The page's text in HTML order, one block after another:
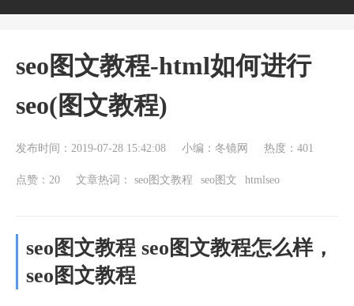
seo图文教程-html如何进行
seo(图文教程)
发布时间：2019-07-28 15:42:08 小编：冬镜网 热度：401
点赞：20 文章热词： seo图文教程 seo图文 htmlseo
seo图文教程 seo图文教程怎么样，
seo图文教程